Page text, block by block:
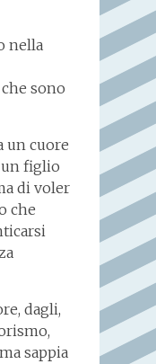
nella
sono
un cuore
un figlio
di voler
che
dagli,
sappia